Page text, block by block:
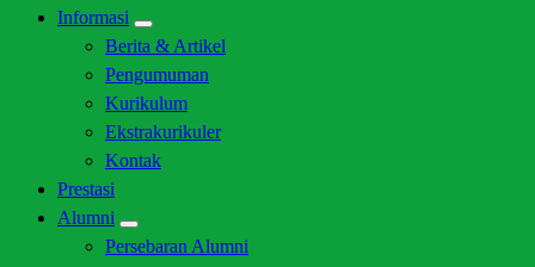
Informasi
Berita & Artikel
Pengumuman
Kurikulum
Ekstrakurikuler
Kontak
Prestasi
Alumni
Persebaran Alumni